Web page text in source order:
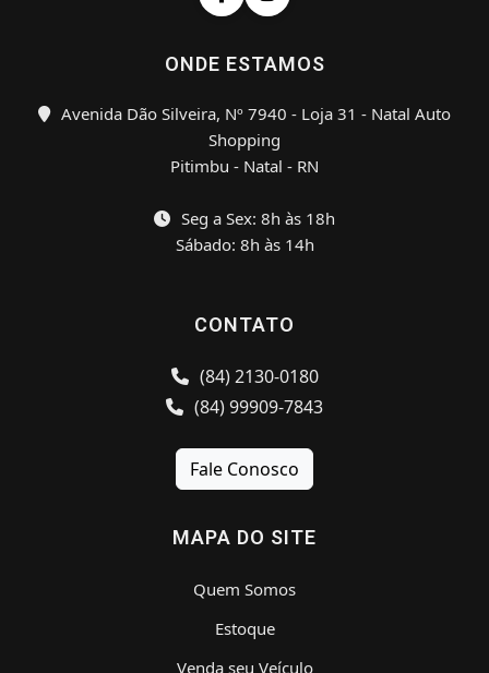
ONDE ESTAMOS
Avenida Dão Silveira, Nº 7940 - Loja 31 - Natal Auto
Shopping
Pitimbu - Natal - RN
Seg a Sex: 8h às 18h
Sábado: 8h às 14h
CONTATO
(84) 2130-0180
(84) 99909-7843
Fale Conosco
MAPA DO SITE
Quem Somos
Estoque
Venda seu Veículo